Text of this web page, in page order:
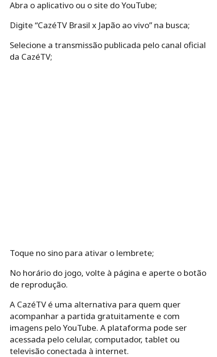
Abra o aplicativo ou o site do YouTube;
Digite “CazéTV Brasil x Japão ao vivo” na busca;
Selecione a transmissão publicada pelo canal oficial
da CazéTV;
Toque no sino para ativar o lembrete;
No horário do jogo, volte à página e aperte o botão
de reprodução.
A CazéTV é uma alternativa para quem quer
acompanhar a partida gratuitamente e com
imagens pelo YouTube. A plataforma pode ser
acessada pelo celular, computador, tablet ou
televisão conectada à internet.